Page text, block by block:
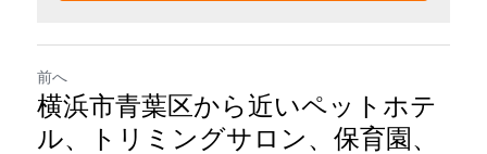
前へ
横浜市青葉区から近いペットホテ
ル、トリミングサロン、保育園、